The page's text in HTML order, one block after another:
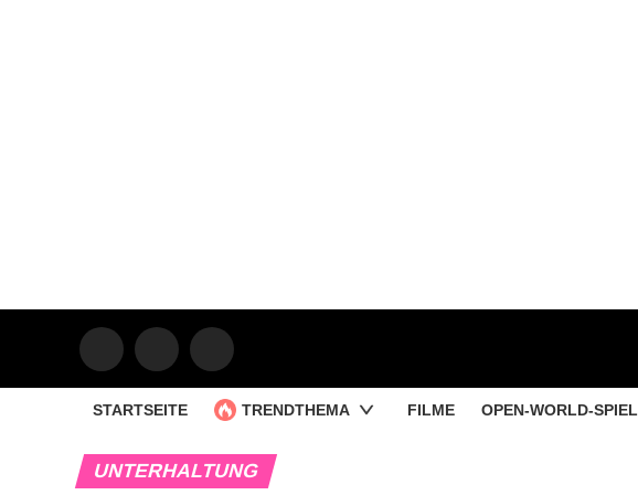
STARTSEITE TRENDTHEMA FILME OPEN-WORLD-SPIEL
UNTERHALTUNG